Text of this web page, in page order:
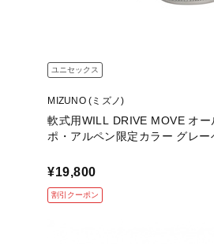
ユニセックス
MIZUNO (ミズノ)
軟式用WILL DRIVE MOVE オ
ポ・アルペン限定カラー グレ
¥19,800
割引クーポン